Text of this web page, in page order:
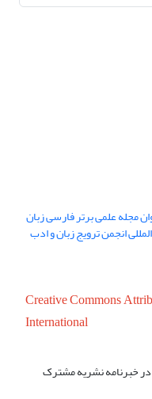
مجله علمی برتر فارسی زبان
المللی انجمن ترویج زبان و ادب
Creative Commons
International
در خبرنامه نشریه مشترک